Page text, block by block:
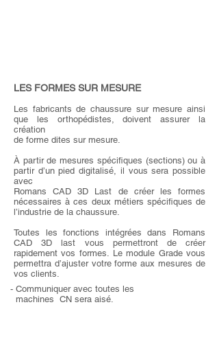
LES FORMES SUR MESURE
Les fabricants de chaussure sur mesure ainsi
que les orthopédistes, doivent assurer la
création
de forme dites sur mesure.
À partir de mesures spécifiques (sections) ou à
partir d’un pied digitalisé, il vous sera possible
avec
Romans CAD 3D Last de créer les formes
nécessaires à ces deux métiers spécifiques de
l’industrie de la chaussure.
Toutes les fonctions intégrées dans Romans
CAD 3D last vous permettront de créer
rapidement vos formes. Le module Grade vous
permettra d’ajuster votre forme aux mesures de
vos clients.
- Communiquer avec toutes les
machines CN sera aisé.